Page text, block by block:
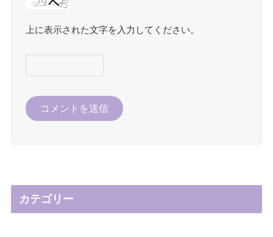
上に表示された文字を入力してください。
カテゴリー